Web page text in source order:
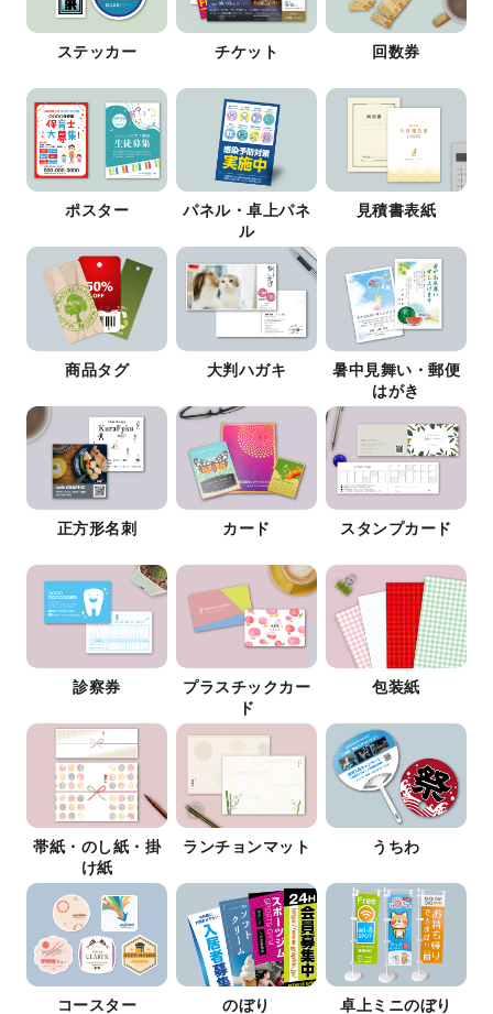
ステッカー チケット 回数券
ポスター
パネル・卓上パネ
ル
見積書表紙
商品タグ 大判ハガキ
暑中見舞い・郵便
はがき
正方形名刺 カード スタンプカード
診察券
プラスチックカー
ド
包装紙
帯紙・のし紙・掛
け紙
ランチョンマット うちわ
コースター のぼり 卓上ミニのぼり